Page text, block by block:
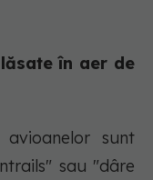
în aer de
sunt
sau "dâre